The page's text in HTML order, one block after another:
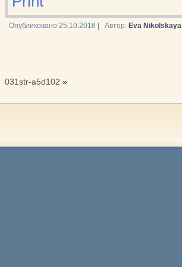
Опубликовано 25.10.2016 Автор: Eva Nikolskaya
031str-a5d102 »